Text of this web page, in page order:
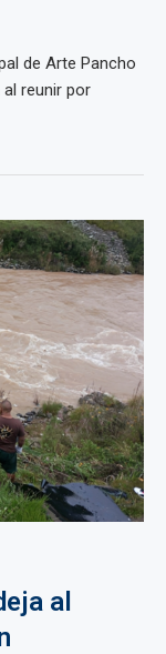
de Arte Pancho
reunir por
al